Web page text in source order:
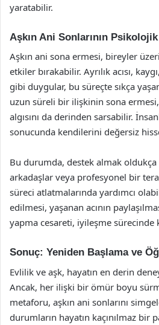
yaratabilir.
Aşkın Ani Sonlarının
Aşkın ani sona ermesi, bireyler
etkiler bırakabilir. Ayrılık acısı,
gibi duygular, bu süreçte sıkça
uzun süreli bir ilişkinin sona
algısını da derinden sarsabilir.
sonucunda kendilerini değersiz
Bu durumda, destek almak
arkadaşlar veya profesyonel bir
süreci atlatmalarında yardımcı
edilmesi, yaşanan acının
yapma cesareti, iyileşme
Sonuç: Yeniden Başlama ve
Evlilik ve aşk, hayatın en derin
Ancak, her ilişki bir ömür boyu
metaforu, aşkın ani sonlarını
durumların hayatın kaçınılmaz bir